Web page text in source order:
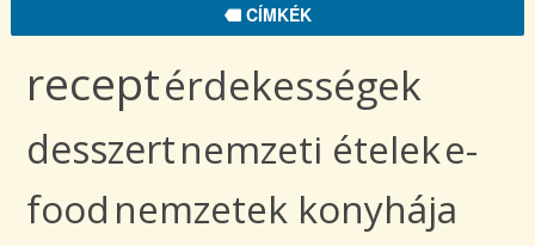
CÍMKÉK
receptérdekességek
desszertnemzeti ételeke-
food nemzetek konyhája